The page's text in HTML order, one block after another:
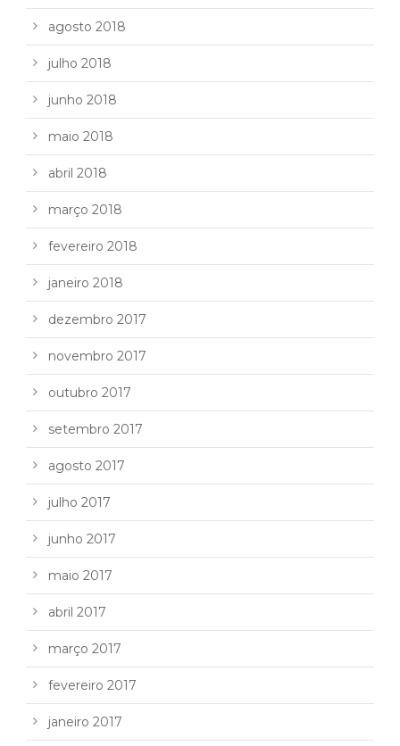
agosto 2018
julho 2018
junho 2018
maio 2018
abril 2018
março 2018
fevereiro 2018
janeiro 2018
dezembro 2017
novembro 2017
outubro 2017
setembro 2017
agosto 2017
julho 2017
junho 2017
maio 2017
abril 2017
março 2017
fevereiro 2017
janeiro 2017